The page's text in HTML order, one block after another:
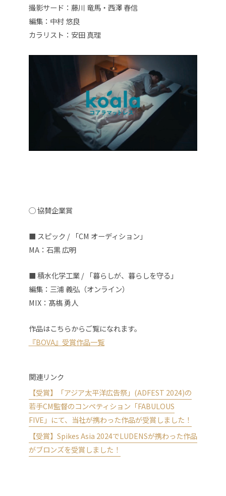
撮影サード：藤川 竜馬・西澤 春信
編集：中村 悠良
カラリスト： 安田 真理
◯ 協賛企業賞
■ スピック / 「CM オーディション」
MA：石黒 広明
■ 積水化学工業 / 「暮らしが、暮らしを守る」
編集：三浦 義弘（オンライン）
MIX：髙𣘺 勇人
作品はこちらからご覧になれます。
『BOVA』受賞作品一覧
関連リンク
【受賞】「アジア太平洋広告祭」(ADFEST 2024)の
若手CM監督のコンペティション「FABULOUS
FIVE」にて、当社が携わった作品が受賞しました！
【受賞】Spikes Asia 2024でLUDENSが携わった作品
がブロンズを受賞しました！